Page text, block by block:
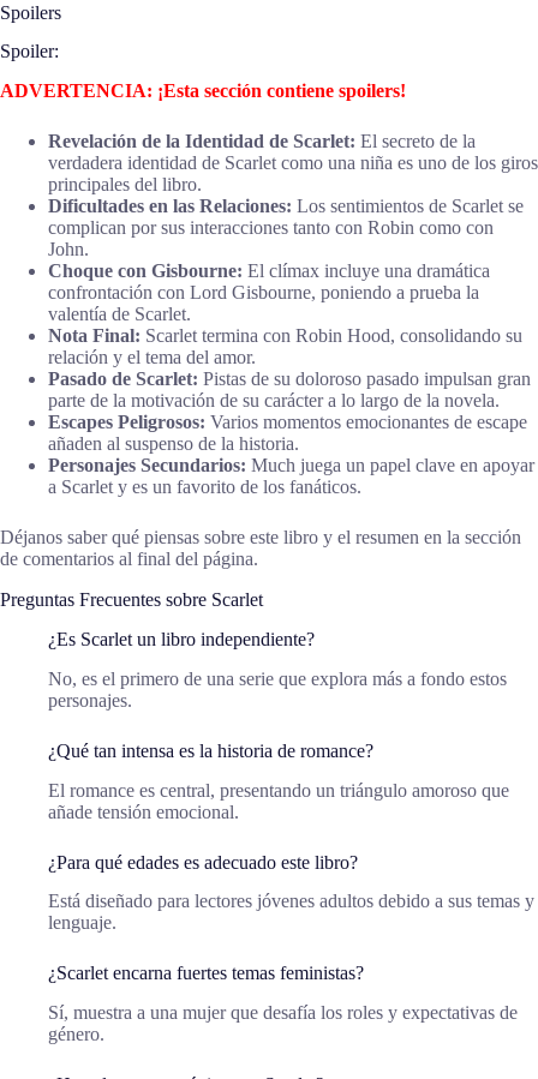
Spoilers
Spoiler:
ADVERTENCIA: ¡Esta sección contiene spoilers!
Revelación de la Identidad de Scarlet: El secreto de la
verdadera identidad de Scarlet como una niña es uno de los giros
principales del libro.
Dificultades en las Relaciones: Los sentimientos de Scarlet se
complican por sus interacciones tanto con Robin como con
John.
Choque con Gisbourne: El clímax incluye una dramática
confrontación con Lord Gisbourne, poniendo a prueba la
valentía de Scarlet.
Nota Final: Scarlet termina con Robin Hood, consolidando su
relación y el tema del amor.
Pasado de Scarlet: Pistas de su doloroso pasado impulsan gran
parte de la motivación de su carácter a lo largo de la novela.
Escapes Peligrosos: Varios momentos emocionantes de escape
añaden al suspenso de la historia.
Personajes Secundarios: Much juega un papel clave en apoyar
a Scarlet y es un favorito de los fanáticos.
Déjanos saber qué piensas sobre este libro y el resumen en la sección
de comentarios al final del página.
Preguntas Frecuentes sobre Scarlet
¿Es Scarlet un libro independiente?
No, es el primero de una serie que explora más a fondo estos
personajes.
¿Qué tan intensa es la historia de romance?
El romance es central, presentando un triángulo amoroso que
añade tensión emocional.
¿Para qué edades es adecuado este libro?
Está diseñado para lectores jóvenes adultos debido a sus temas y
lenguaje.
¿Scarlet encarna fuertes temas feministas?
Sí, muestra a una mujer que desafía los roles y expectativas de
género.